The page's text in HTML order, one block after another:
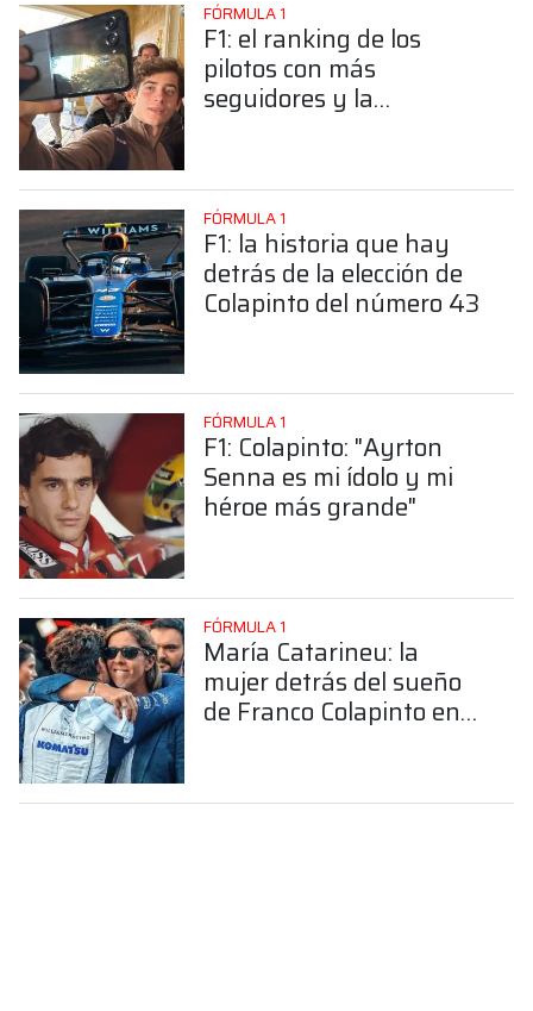
FÓRMULA 1
F1: el ranking de los
pilotos con más
seguidores y la
FÓRMULA 1
F1: la historia que hay
detrás de la elección de
Colapinto del número 43
FÓRMULA 1
F1: Colapinto: "Ayrton
Senna es mi ídolo y mi
héroe más grande"
FÓRMULA 1
María Catarineu: la
mujer detrás del sueño
de Franco Colapinto en